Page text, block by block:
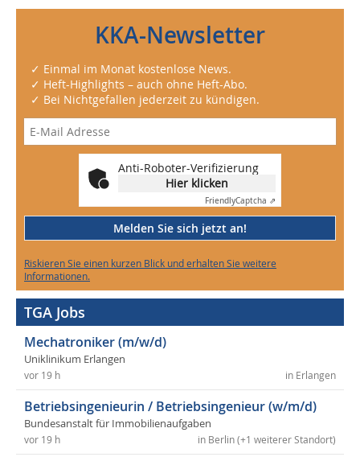
KKA-Newsletter
✓ Einmal im Monat kostenlose News.
✓ Heft-Highlights – auch ohne Heft-Abo.
✓ Bei Nichtgefallen jederzeit zu kündigen.
Anti-Roboter-Verifizierung
Hier klicken
FriendlyCaptcha ⇗
Melden Sie sich jetzt an!
Riskieren Sie einen kurzen Blick und erhalten Sie weitere
Informationen.
TGA Jobs
Mechatroniker (m/w/d)
Uniklinikum Erlangen
in Erlangen
vor 19 h
Betriebsingenieurin / Betriebsingenieur (w/m/d)
Bundesanstalt für Immobilienaufgaben
in Berlin (+1 weiterer Standort)
vor 19 h